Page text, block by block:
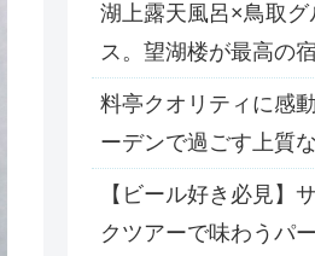
湖上露天風呂×鳥取
ス。望湖楼が最高の
料亭クオリティに感
ーデンで過ごす上質
【ビール好き必見】
クツアーで味わうパ